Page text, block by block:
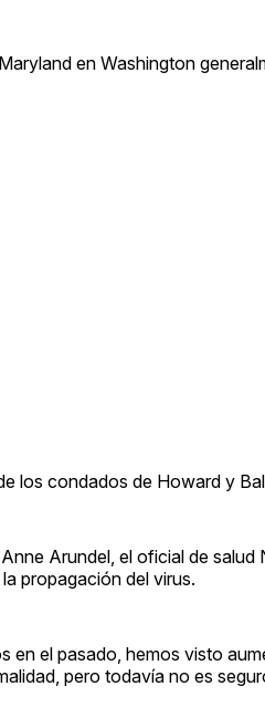
en Washington
los condados de Howard y
Arundel, el oficial de
propagación del virus.
en el pasado, hemos visto
pero todavía no es